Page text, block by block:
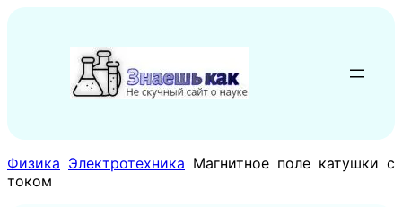
содержимому
Физика Электротехника Магнитное поле катушки с
током